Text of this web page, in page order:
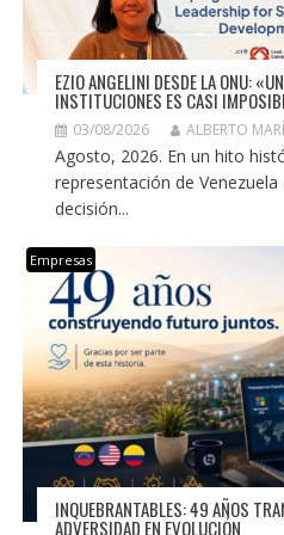
EZIO ANGELINI DESDE LA ONU:
INSTITUCIONES ES CASI
03/08/2026 ALBERTO
Agosto, 2026. En un hito
representación de
decisión...
Empresas
INQUEBRANTABLES: 49 AÑOS
ADVERSIDAD EN EVOLUCIÓN